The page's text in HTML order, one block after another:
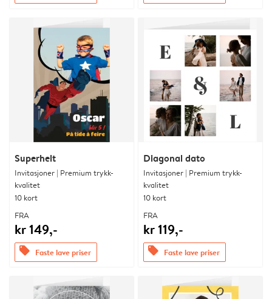
Superhelt
Invitasjoner | Premium trykk-
kvalitet
10 kort
FRA
kr 149,-
offers Faste lave priser
Diagonal dato
Invitasjoner | Premium trykk-
kvalitet
10 kort
FRA
kr 119,-
offers Faste lave priser